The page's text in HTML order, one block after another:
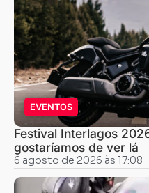
EVENTOS
Festival Interlagos
gostaríamos de ver lá
6 agosto de 2026 às 17:08